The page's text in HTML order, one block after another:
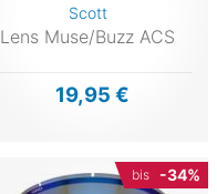
Scott
Lens Muse/Buzz ACS
19,95 €
bis -34%